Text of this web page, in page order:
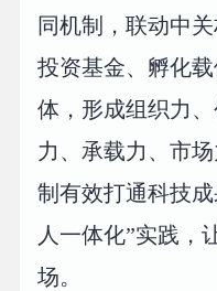
同机制，联动中
投资基金、孵化
体，形成组织力
力、承载力、市
制有效打通科技
人一体化”实践，
场。